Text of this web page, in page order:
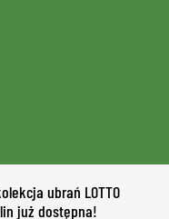
ubrań LOTTO
już dostępna!